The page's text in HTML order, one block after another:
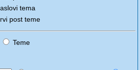
tema
post teme
Teme